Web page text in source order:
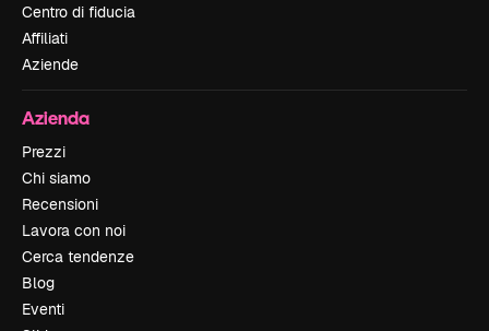
Centro di fiducia
Affiliati
Aziende
Azienda
Prezzi
Chi siamo
Recensioni
Lavora con noi
Cerca tendenze
Blog
Eventi